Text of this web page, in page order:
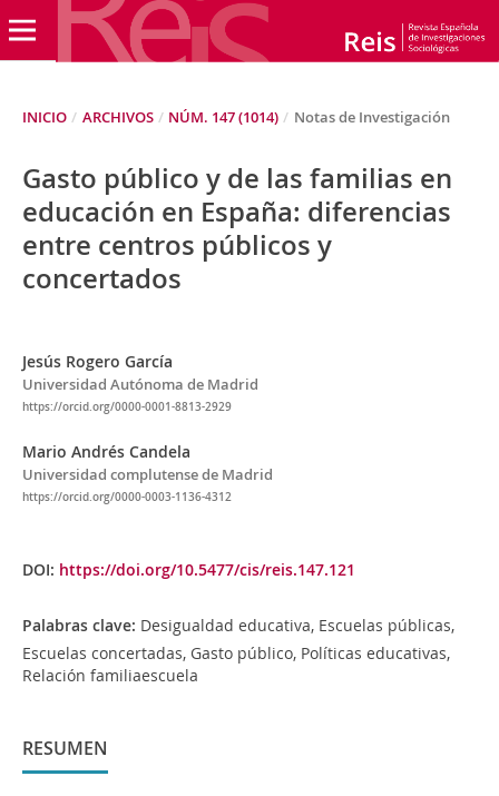
INICIO / ARCHIVOS / NÚM. 147 (1014) / Notas de Investigación
Gasto público y de las familias en
educación en España: diferencias
entre centros públicos y
concertados
Jesús Rogero García
Universidad Autónoma de Madrid
https://orcid.org/0000-0001-8813-2929
Mario Andrés Candela
Universidad complutense de Madrid
https://orcid.org/0000-0003-1136-4312
DOI: https://doi.org/10.5477/cis/reis.147.121
Palabras clave: Desigualdad educativa, Escuelas públicas,
Escuelas concertadas, Gasto público, Políticas educativas,
Relación familiaescuela
RESUMEN